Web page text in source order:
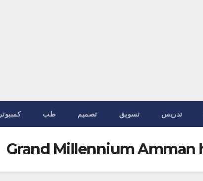
تدريس تسويق تصميم طب كمبيوتر
Grand Millennium Amman